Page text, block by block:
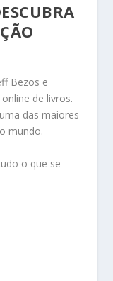
Bezos e
de livros.
das maiores
mundo.
o que se